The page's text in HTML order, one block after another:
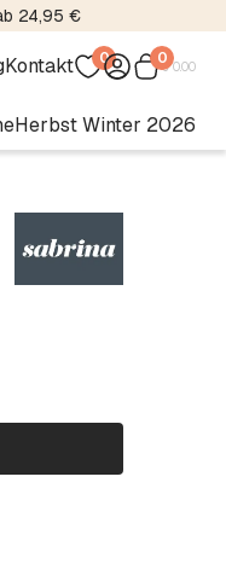
24,95 €
Kontakt 0 0€0.00
Herbst Winter 2026